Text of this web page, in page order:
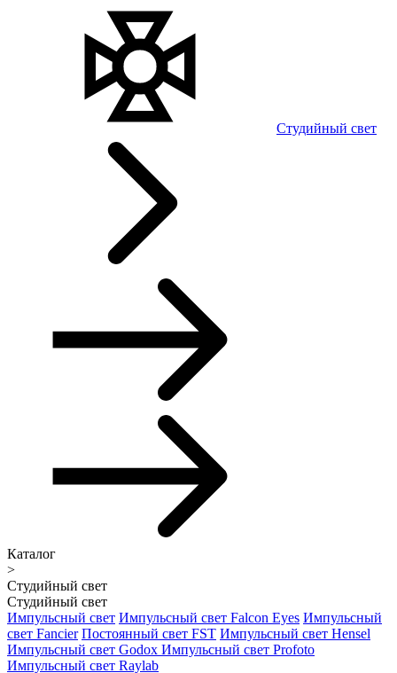
Студийный свет
Каталог
>
Студийный свет
Студийный свет
Импульсный свет Импульсный свет Falcon Eyes Импульсный
свет Fancier Постоянный свет FST Импульсный свет Hensel
Импульсный свет Godox Импульсный свет Profoto
Импульсный свет Raylab